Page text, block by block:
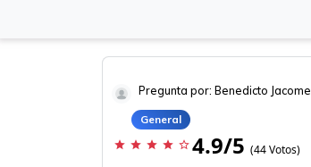
Pregunta por: Benedicto Jacome
General
star star star star star_border 4.9/5 (44 Votos)